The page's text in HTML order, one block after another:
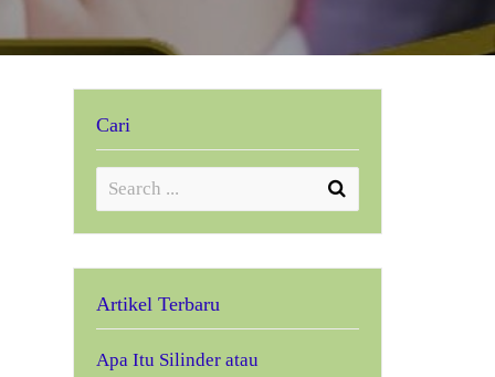
Cari
Artikel Terbaru
Apa Itu Silinder atau